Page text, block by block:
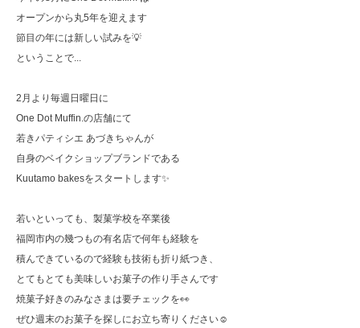
オープンから丸5年を迎えます
節目の年には新しい試みを💡
ということで...
2月より毎週日曜日に
One Dot Muffin.の店舗にて
若きパティシエ あづきちゃんが
自身のベイクショップブランドである
Kuutamo bakesをスタートします✨
若いといっても、製菓学校を卒業後
福岡市内の幾つもの有名店で何年も経験を
積んできているので経験も技術も折り紙つき、
とてもとても美味しいお菓子の作り手さんです
焼菓子好きのみなさまは要チェックを👀
ぜひ週末のお菓子を探しにお立ち寄りください☺︎